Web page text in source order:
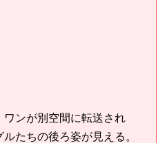
ンが別空間に転送され
たちの後ろ姿が見える。